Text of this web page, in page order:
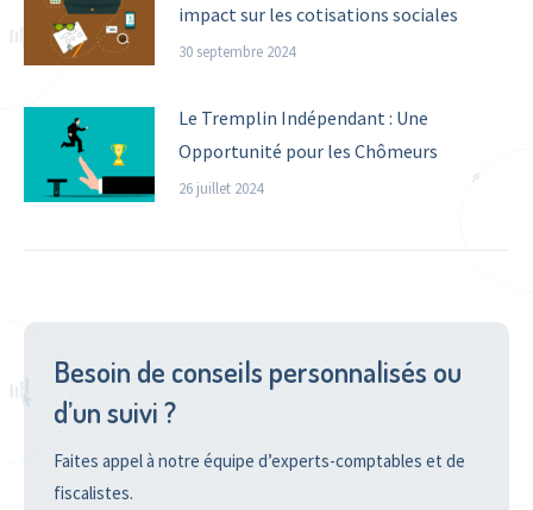
impact sur les cotisations sociales
30 septembre 2024
Le Tremplin Indépendant : Une
Opportunité pour les Chômeurs
26 juillet 2024
Besoin de conseils personnalisés ou
d’un suivi ?
Faites appel à notre équipe d’experts-comptables et de
fiscalistes.